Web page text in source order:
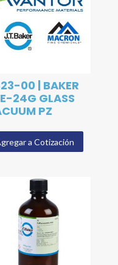
00 | BAKER
24G GLASS
PZ
a Cotización